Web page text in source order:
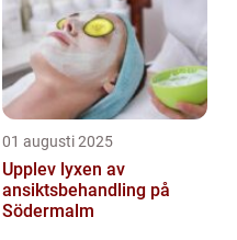
01 augusti 2025
Upplev lyxen av
ansiktsbehandling på
Södermalm